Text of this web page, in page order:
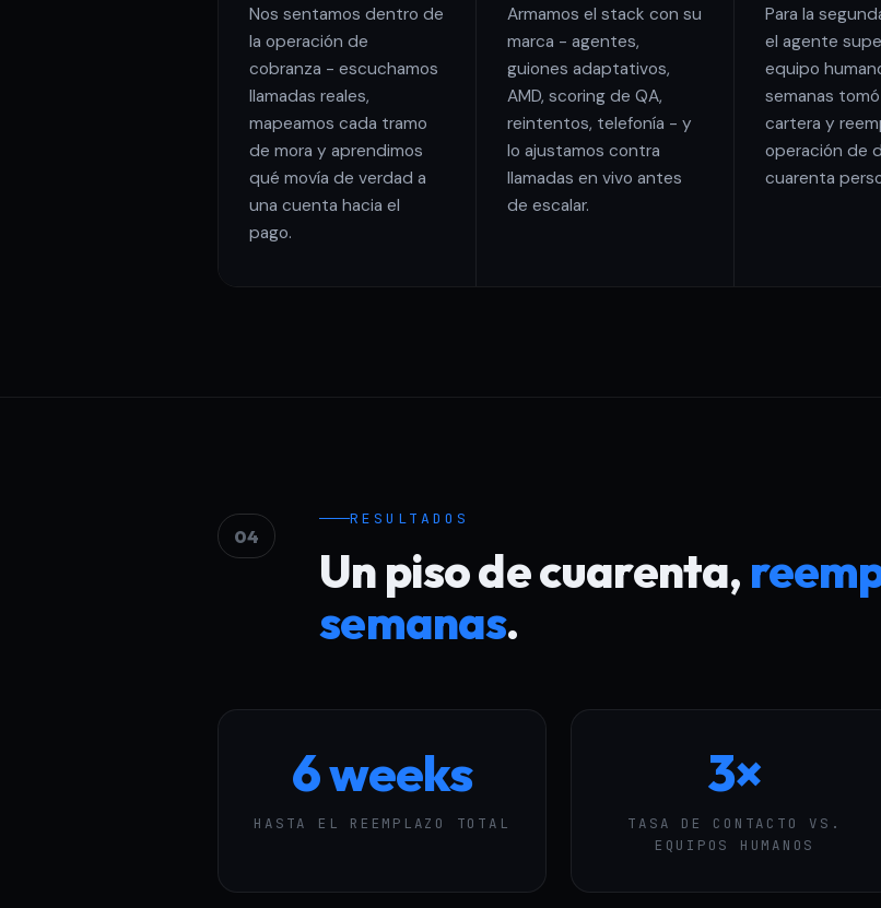
Nos sentamos dentro de
la operación de
cobranza - escuchamos
llamadas reales,
mapeamos cada tramo
de mora y aprendimos
qué movía de verdad a
una cuenta hacia el
pago.
Armamos el stack con su
marca - agentes,
guiones adaptativos,
AMD, scoring de QA,
reintentos, telefonía - y
lo ajustamos contra
llamadas en vivo antes
de escalar.
Para la
el agente
equipo
semanas
cartera y
operación de
cuarenta
04
RESULTADOS
Un piso de cuarenta,
semanas.
6 weeks
HASTA EL REEMPLAZO TOTAL
3×
TASA DE CONTACTO VS.
EQUIPOS HUMANOS